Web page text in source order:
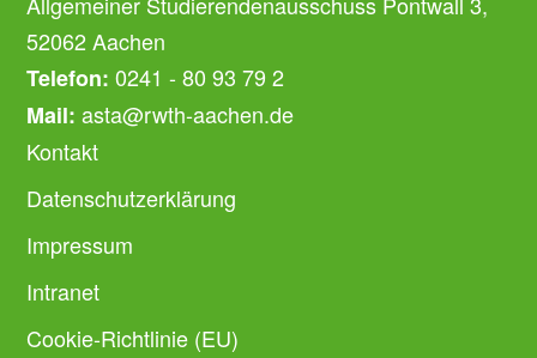
52062 Aachen
Telefon: 0241 - 80 93 79 2
Mail: asta@rwth-aachen.de
Kontakt
Datenschutzerklärung
Impressum
Intranet
Cookie-Richtlinie (EU)